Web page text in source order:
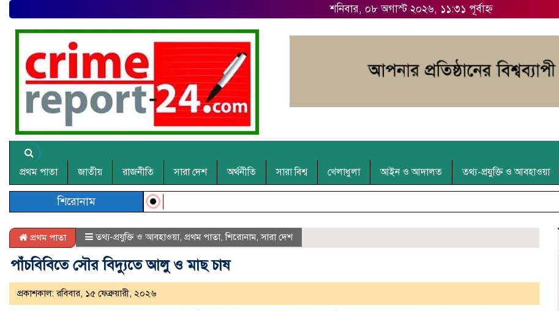
শনিবার, ০৮ অগাস্ট ২০২৬, ১১:৩১ পূর্বাহ্ন
প্রথম পাতা জাতীয় রাজনীতি সারা দেশ অর্থনীতি সারা বিশ্ব খেলাধুলা আইন ও আদালত তথ্য-প্রযুক্তি ও আবহাওয়া
শিরোনাম
প্রথম পাতা তথ্য-প্রযুক্তি ও আবহাওয়া, প্রথম পাতা,শিরোনাম,সারা দেশ
পাঁচবিবিতে সৌর বিদ্যুতে আলু ও মাছ চাষ
প্রকাশকাল: রবিবার, ১৫ ফেব্রুয়ারী, ২০২৬